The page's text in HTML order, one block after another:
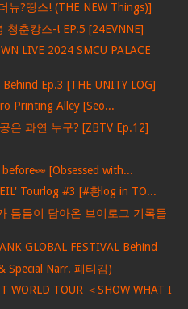
뉴?띵스! (THE NEW Things)]
춘캉스-! EP.5 [24EVNNE]
LIVE 2024 SMCU PALACE
Ep.3 [THE UNITY LOG]
Printing Alley [Seo...
은 과연 누구? [ZBTV Ep.12]
[Obsessed with...
Tourlog #3 [#황log in TO...
틈틈이 담아온 브이로그 기록들
GLOBAL FESTIVAL Behind
Special Narr. 패티김)
WORLD TOUR ＜SHOW WHAT I